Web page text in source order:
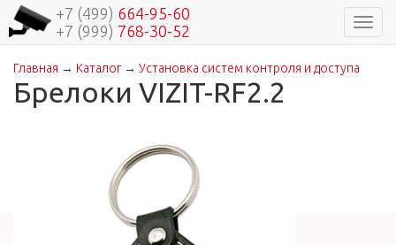
+7 (499) 664-95-60
+7 (999) 768-30-52
Вы здесь
Главная → Каталог→ Установка систем контроля и доступа
Брелоки VIZIT-RF2.2